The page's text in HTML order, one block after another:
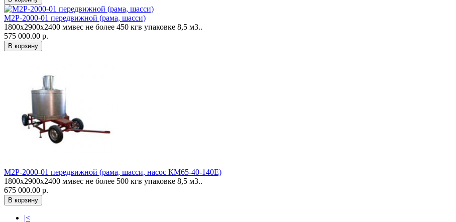
М2Р-2000-01 передвижной (рама, шасси)
1800х2900х2400 ммвес не более 450 кгв упаковке 8,5 м3..
575 000.00 р.
М2Р-2000-01 передвижной (рама, шасси, насос КМ65-40-140Е)
1800х2900х2400 ммвес не более 500 кгв упаковке 8,5 м3..
675 000.00 р.
|<